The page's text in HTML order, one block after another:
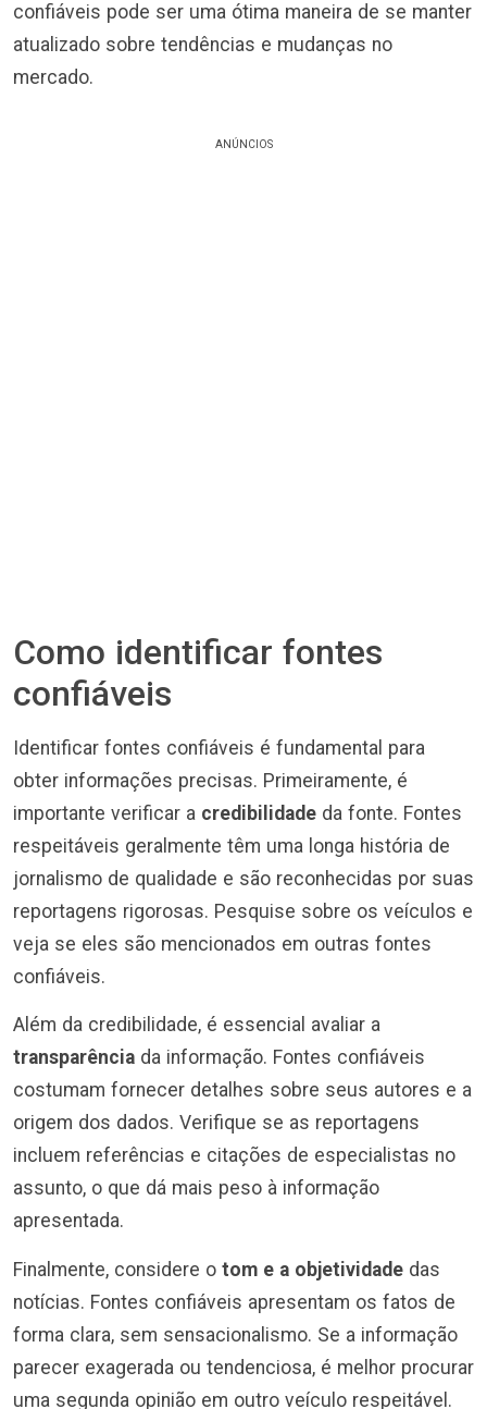
confiáveis pode ser uma ótima maneira de se manter
atualizado sobre tendências e mudanças no
mercado.
ANÚNCIOS
Como identificar fontes
confiáveis
Identificar fontes confiáveis é fundamental para
obter informações precisas. Primeiramente, é
importante verificar a credibilidade da fonte. Fontes
respeitáveis geralmente têm uma longa história de
jornalismo de qualidade e são reconhecidas por suas
reportagens rigorosas. Pesquise sobre os veículos e
veja se eles são mencionados em outras fontes
confiáveis.
Além da credibilidade, é essencial avaliar a
transparência da informação. Fontes confiáveis
costumam fornecer detalhes sobre seus autores e a
origem dos dados. Verifique se as reportagens
incluem referências e citações de especialistas no
assunto, o que dá mais peso à informação
apresentada.
Finalmente, considere o tom e a objetividade das
notícias. Fontes confiáveis apresentam os fatos de
forma clara, sem sensacionalismo. Se a informação
parecer exagerada ou tendenciosa, é melhor procurar
uma segunda opinião em outro veículo respeitável.